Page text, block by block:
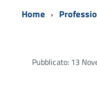
Home
Pubblicato: 13